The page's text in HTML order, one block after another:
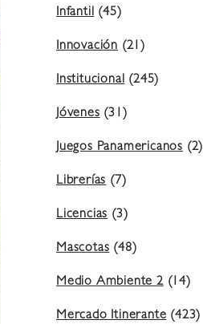
Infantil(45)
Innovación (21)
Institucional(245)
Jóvenes(31)
Juegos Panamericanos (2)
Librerías(7)
Licencias(3)
Mascotas(48)
Medio Ambiente 2(14)
Mercado Itinerante(423)